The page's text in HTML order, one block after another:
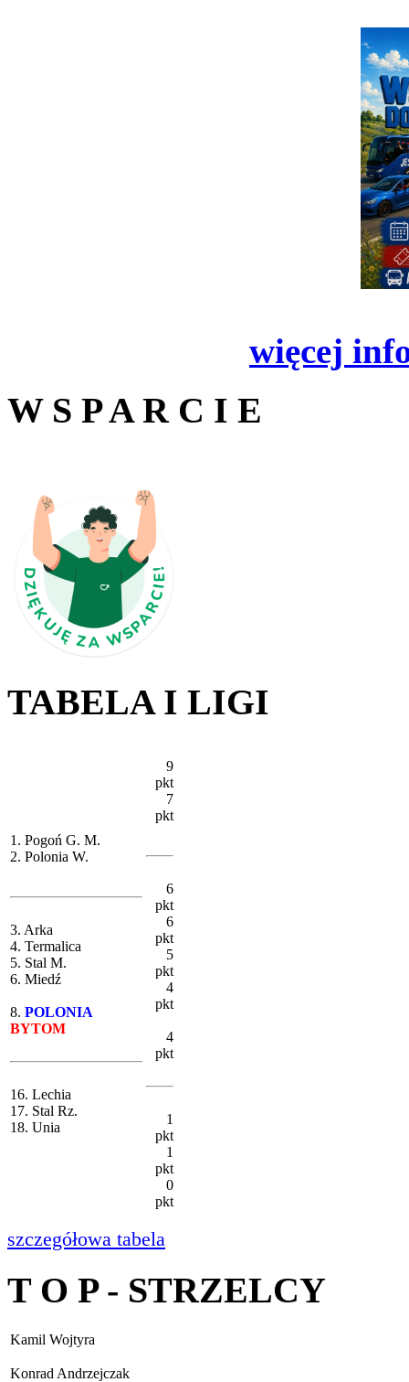
więcej
W S P A R C I E
TABELA I LIGI
1. Pogoń G. M.
2. Polonia W.
3. Arka
4. Termalica
5. Stal M.
6. Miedź
8. POLONIA
BYTOM
16. Lechia
17. Stal Rz.
18. Unia
9
pkt
7
pkt
6
pkt
6
pkt
5
pkt
4
pkt
4
pkt
1
pkt
1
pkt
0
pkt
szczegółowa tabela
T O P - STRZELCY
Kamil Wojtyra
Konrad Andrzejczak